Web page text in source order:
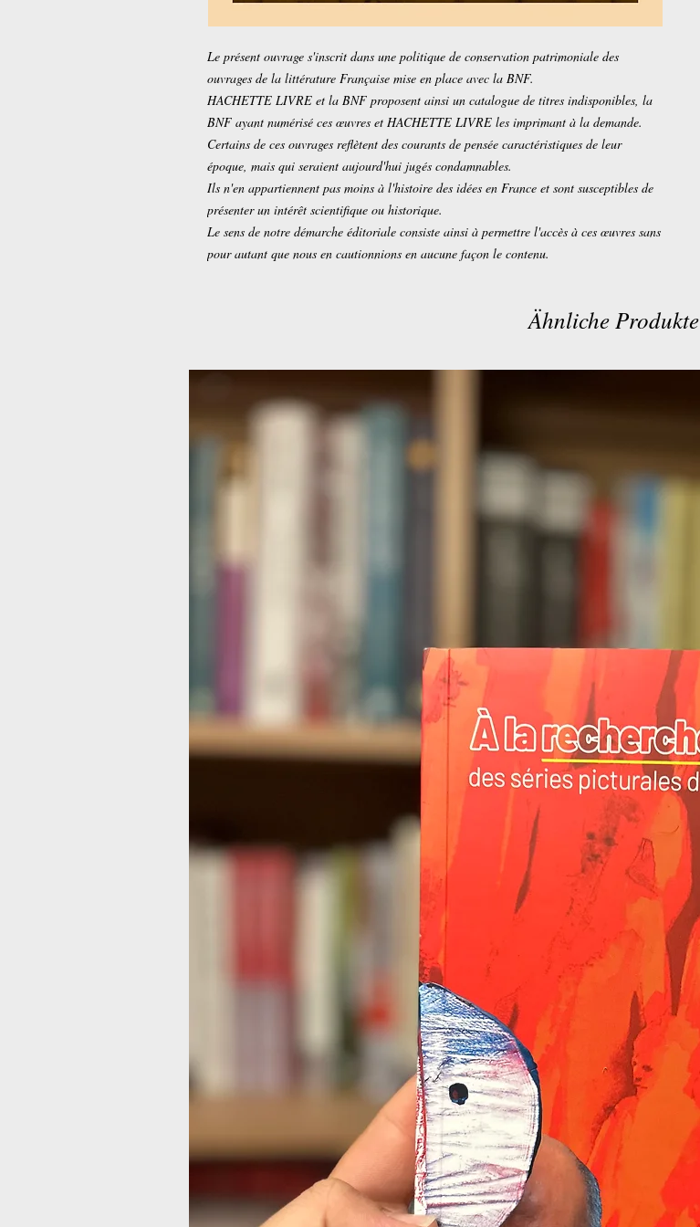
Le présent ouvrage s'inscrit dans une politique de conservation patrimoniale des
ouvrages de la littérature Française mise en place avec la BNF.
HACHETTE LIVRE et la BNF proposent ainsi un catalogue de titres indisponibles, la
BNF ayant numérisé ces œuvres et HACHETTE LIVRE les imprimant à la demande.
Certains de ces ouvrages reflètent des courants de pensée caractéristiques de leur
époque, mais qui seraient aujourd'hui jugés condamnables.
Ils n'en appartiennent pas moins à l'histoire des idées en France et sont susceptibles de
présenter un intérêt scientifique ou historique.
Le sens de notre démarche éditoriale consiste ainsi à permettre l'accès à ces œuvres sans
pour autant que nous en cautionnions en aucune façon le contenu.
Ähnliche Produkte